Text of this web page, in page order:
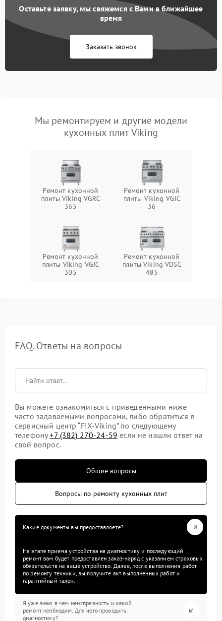
Оставьте заявку, мы свяжемся с Вами в ближайшее
время
Заказать звонок
Мы ремонтируем и другие модели
кухонных плит Viking
Ремонт кухонной
плиты Viking VGRC
365
Ремонт кухонной
плиты Viking VGIC
36
Ремонт кухонной
плиты Viking VGIC
305
Ремонт кухонной
плиты Viking VDSC
485
FAQ. Ответы на вопросы
Вы можете ознакомиться с приведенными ниже
часто задаваемыми вопросами, либо обратиться в
сервисный центр “FIX-Viking” по следующему
телефону+7 (382) 270-24-59 если не нашли ответ на
свой вопрос.
Общие вопросы
Вопросы по ремонту кухонных плит
Какие документы вы предоставляете?
На этапе приема устройства на диагностику и последующий
ремонт вам будет предоставлен заказ-наряд с указанием страховых
обязательств на ваше устройство. Далее, после выполнения работ
по ремонту техники, вы получите акт выполненных работ и
гарантийный талон.
Я уже знаю в чем неисправность и какой
ремонт необходим. Для чего проводить
диагностику?